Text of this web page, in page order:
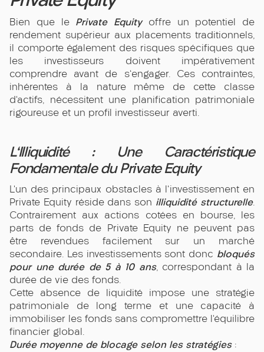
Bien que le Private Equityoffre un potentiel de
rendement supérieur aux placements traditionnels,
il comporte également des risques spécifiques que
les investisseurs doivent impérativement
comprendre avant de s'engager. Ces contraintes,
inhérentes à la nature même de cette classe
d’actifs, nécessitent une planification patrimoniale
rigoureuse et un profil investisseur averti.
L'Illiquidité : Une Caractéristique
Fondamentale du Private Equity
L’un des principaux obstacles à l'investissement en
Private Equity réside dans son illiquidité structurelle.
Contrairement aux actions cotées en bourse, les
parts de fonds de Private Equity ne peuvent pas
être revendues facilement sur un marché
secondaire. Les investissements sont donc bloqués
pour une durée de 5 à 10 ans, correspondant à la
durée de vie des fonds.
Cette absence de liquidité impose une stratégie
patrimoniale de long terme et une capacité à
immobiliser les fonds sans compromettre l’équilibre
financier global.
Durée moyenne de blocage selon les stratégies: